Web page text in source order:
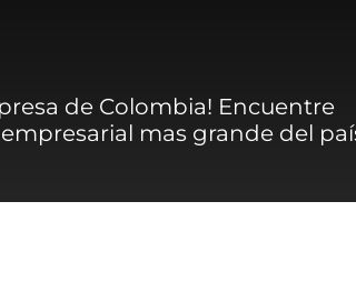
de Colombia! Encuentre
mas grande del